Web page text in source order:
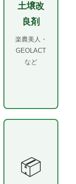
土壌改
良剤
楽農美人・
GEOLACT
など
📦